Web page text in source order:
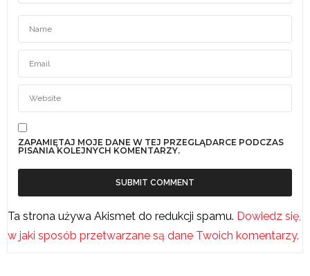
ZAPAMIĘTAJ MOJE DANE W TEJ PRZEGLĄDARCE PODCZAS
PISANIA KOLEJNYCH KOMENTARZY.
Ta strona używa Akismet do redukcji spamu. Dowiedz się,
w jaki sposób przetwarzane są dane Twoich komentarzy.